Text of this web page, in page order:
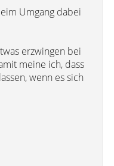
Umgang dabei
erzwingen bei
meine ich, dass
wenn es sich